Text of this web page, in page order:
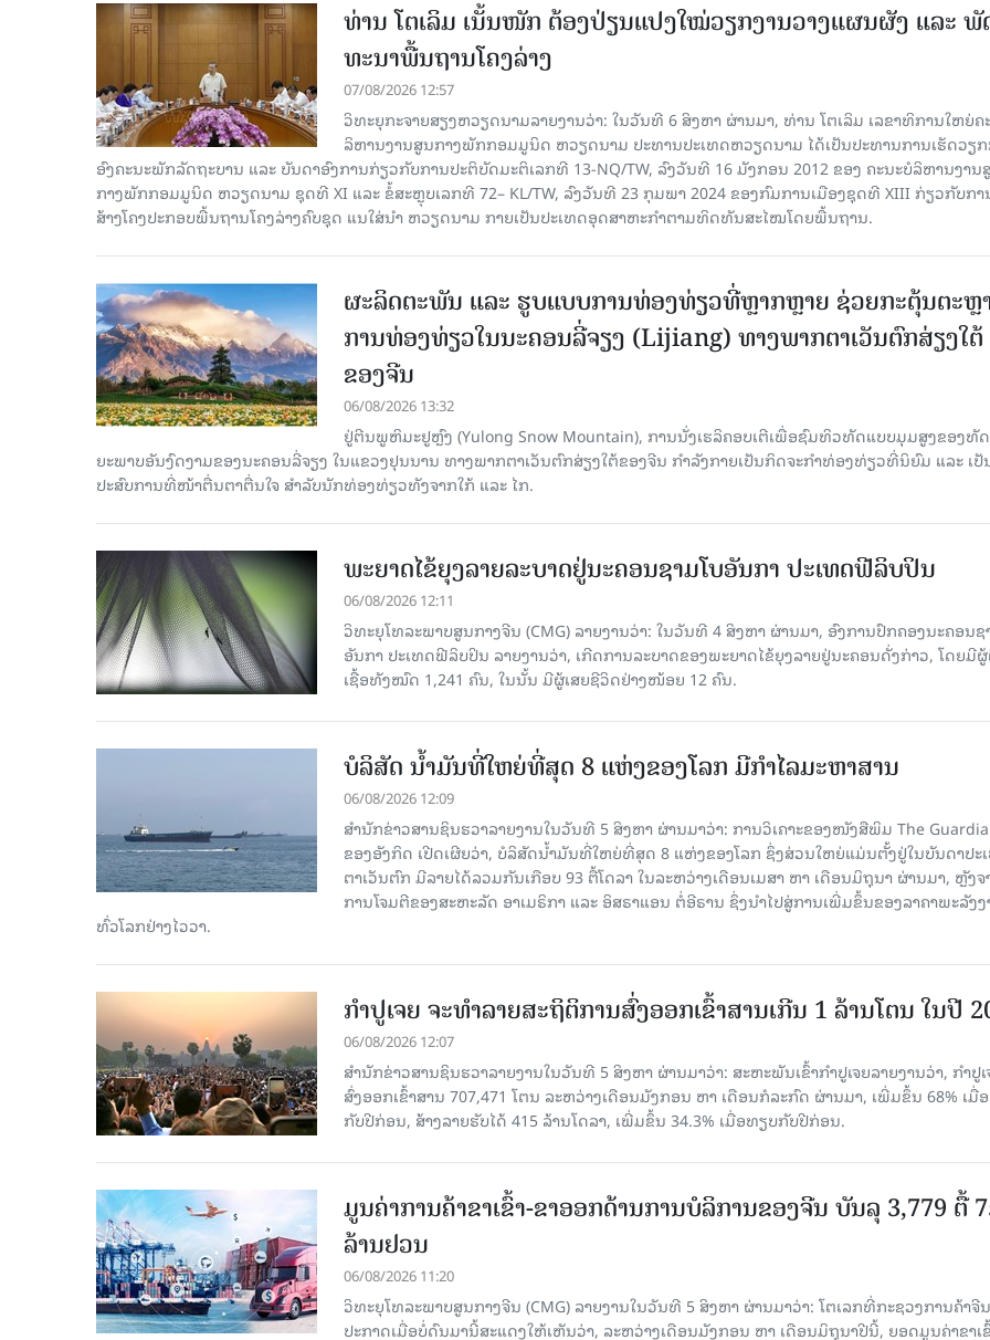
ທ່ານ ໂຕ​ເລິມ ເນັ້ນໜັກ ຕ້ອງ​ປ່ຽນ​ແປງ​ໃໝ່​ວຽກ​ງານ​ວາງ​ແຜນ​ຜັງ ແລະ ​ພັ
ທະ​ນາ​ພື້ນ​ຖານ​ໂຄງ​ລ່າງ
07/08/2026 12:57
ວິທະຍຸກະຈາຍສຽງຫວຽດນາມລາຍງານວ່າ: ໃນ​ວັນ​ທີ 6 ສິງ​ຫາ ຜ່ານມາ, ທ່ານ ໂຕ​ເລິມ ເລ​ຂາ​ທິ​ການ​ໃຫຍ່​ຄ
ລິ​ຫານ​ງານ​ສູນ​ກາງ​ພັກ​ກອມ​ມູ​ນິດ ຫວຽດ​ນາມ ປະ​ທານ​ປະ​ເທດຫວຽດ​ນາມ ໄດ້​ເປັນ​ປະ​ທານ​ການ​ເຮັດ​ວຽ
ອົງ​ຄະ​ນະ​ພັກ​ລັດ​ຖະ​ບານ ແລະ ບັນ​ດາ​ອົງ​ການ​ກ່ຽວ​ກັບ​ການ​ປະ​ຕິ​ບັດ​ມະ​ຕິ​ເລກ​ທີ 13-NQ/TW, ລົງວັນ​ທີ 16 ມັງ​ກອນ 2012 ຂອງ ຄະ​ນະ​ບໍ​ລິ​ຫານ​ງານ​
ກາງ​ພັກ​ກອມ​ມູ​ນິດ ຫວຽດ​ນາມ ຊຸດ​ທີ XI ແລະ ຂໍ້​ສະ​ຫຼຸບ​ເລກ​ທີ 72– KL/TW, ​ລົງວັນ​ທີ 23 ກຸມ​ພາ 2024 ຂອງ​ກົມ​ການ​ເມື​ອງ​ຊຸດ​ທີ XIII ກ່ຽວ​ກັບ​ກ
ສ້າງ​ໂຄງ​ປະ​ກອບ​ພື້ນ​ຖານ​ໂຄງ​ລ່າງຄົບ​ຊຸດ ແນ​ໃສ່​ນຳ ຫວຽດ​ນາມ ກາຍ​ເປັນ​ປະ​ເທດ​ອຸດ​ສາ​ຫະ​ກຳ​ຕາມ​ທິດ​ທັນ​ສະ​ໄໝ​ໂດຍ​ພື້ນ​ຖານ.
ຜະລິດຕະພັນ ແລະ ຮູບແບບການທ່ອງທ່ຽວທີ່ຫຼາກຫຼາຍ ຊ່ວຍກະຕຸ້ນຕະຫຼ
ການທ່ອງທ່ຽວໃນນະຄອນລີ່ຈຽງ (Lijiang) ທາງພາກຕາເວັນຕົກສ່ຽງໃຕ້
ຂອງຈີນ
06/08/2026 13:32
ຢູ່ຕີນພູຫິມະຢູຫຼົງ (Yulong Snow Mountain), ການນັ່ງເຮລິຄອບເຕີເພື່ອຊົມທິວທັດແບບມຸມສູງຂອງທັ
ຍະພາບອັນງົດງາມຂອງນະຄອນລີ່ຈຽງ ໃນແຂວງຢຸນນານ ທາງພາກຕາເວັນຕົກສ່ຽງໃຕ້ຂອງຈີນ ກຳລັງກາຍເປັນກິດຈະກຳທ່ອງທ່ຽວທີ່ນິຍົມ ແລະ ເປັ
ປະສົບການທີ່ໜ້າຕື່ນຕາຕື່ນໃຈ ສຳລັບນັກທ່ອງທ່ຽວທັງຈາກໃກ້ ແລະ ໄກ.
ພະຍາດໄຂ້ຍຸງລາຍລະບາດຢູ່ນະຄອນຊາມໂບ​ອັນກາ ປະເທດຟີລິບປິນ
06/08/2026 12:11
ວິທະຍຸໂທລະພາບສູນກາງຈີນ (CMG) ລາຍງານວ່າ: ໃນວັນທີ 4 ສິງ​ຫາ ຜ່ານມາ, ອົງການ​ປົກ​ຄອງນະຄອນຊ
ອັນກາ ປະເທດຟີລິບປິນ ລາຍ​ງານວ່າ, ເກີດ​ການລະບາດ​ຂອງພະຍາດໄຂ້ຍຸງລາຍຢູ່ນະຄອນດັ່ງກ່າວ, ໂດຍມີ
ເຊື້ອ​ທັງ​ໝົດ 1,241 ຄົນ, ໃນນັ້ນ ມີຜູ້ເສຍຊີວິດຢ່າງໜ້ອຍ 12 ຄົນ.
ບໍລິສັດ ນ້ຳມັນທີ່ໃຫຍ່ທີ່ສຸດ 8 ແຫ່ງຂອງໂລກ ມີກຳໄລມະຫາສານ
06/08/2026 12:09
ສຳນັກຂ່າວສານຊິນຮວາລາຍງານໃນວັນທີ 5 ສິງຫາ ຜ່ານມາວ່າ: ການວິເຄາະຂອງໜັງສືພິມ The
ຂອງອັງກິດ ເປີດເຜີຍວ່າ, ບໍລິສັດນ້ຳມັນທີ່ໃຫຍ່ທີ່ສຸດ 8 ແຫ່ງຂອງໂລກ ຊຶ່ງສ່ວນໃຫຍ່ແມ່ນຕັ້ງຢູ່ໃນບັນດາປະ
ຕາເວັນຕົກ ມີລາຍໄດ້ລວມກັນເກືອບ 93 ຕື້ໂດລາ ໃນລະຫວ່າງເດືອນເມສາ ຫາ ເດືອນມິຖຸນາ ຜ່ານມາ, ຫຼັງຈ
ການໂຈມຕີຂອງສະຫະລັດ ອາເມຣິກາ ແລະ ອິສຣາແອນ ຕໍ່ອີຣານ ຊຶ່ງນຳໄປສູ່ການເພີ່ມຂຶ້ນຂອງລາຄາພະລັງງ
ທົ່ວໂລກຢ່າງໄວວາ.
ກຳປູເຈຍ ຈະທຳລາຍສະຖິຕິການສົ່ງອອກເຂົ້າສານເກີນ 1 ລ້ານໂຕນ ໃນປີ
06/08/2026 12:07
ສຳນັກຂ່າວສານຊິນຮວາລາຍງານໃນວັນທີ 5 ສິງຫາ ຜ່ານມາວ່າ: ສະຫະພັນເຂົ້າກຳປູເຈຍລາຍງານວ່າ, ກໍາປູເ
ສົ່ງອອກເຂົ້າສານ 707,471 ໂຕນ ລະຫວ່າງເດືອນມັງກອນ ຫາ ເດືອນກໍລະກົດ ຜ່ານມາ, ເພີ່ມຂຶ້ນ 68% ເມື່
ກັບປີກ່ອນ, ສ້າງລາຍຮັບໄດ້ 415 ລ້ານໂດລາ, ເພີ່ມຂຶ້ນ 34.3% ເມື່ອທຽບກັບປີກ່ອນ.
ມູນຄ່າການຄ້າຂາເຂົ້າ-ຂາອອກດ້ານການບໍລິການຂອງຈີນ ບັນລຸ 3,779 ຕື້
ລ້ານຢວນ
06/08/2026 11:20
ວິທະຍຸໂທລະພາບສູນກາງຈີນ (CMG) ລາຍງານໃນວັນທີ 5 ສິງຫາ ຜ່ານມາວ່າ: ໂຕເລກທີ່ກະຊວງການຄ້າຈີນ
ປະກາດເມື່ອບໍ່ດົນມານີ້ສະແດງໃຫ້ເຫັນວ່າ, ລະຫວ່າງເດືອນມັງກອນ ຫາ ເດືອນມິຖຸນາປີນີ້, ຍອດມູນຄ່າຂາເ